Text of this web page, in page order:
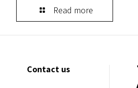
Read more
Contact us